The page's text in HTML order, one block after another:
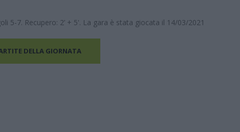
5-7. Recupero: 2’ + 5'. La gara è stata giocata il 14/03/2021
DELLA GIORNATA